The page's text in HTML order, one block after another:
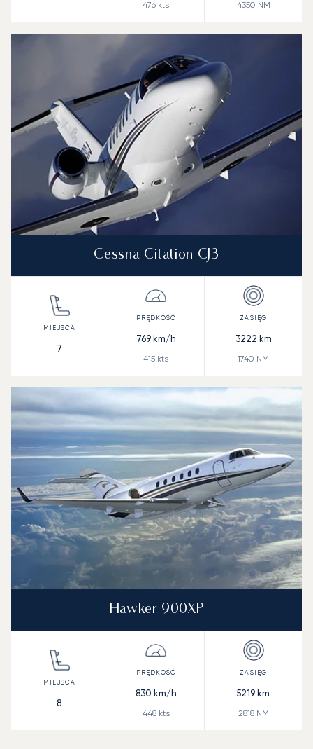
476 kts 4350 NM
Cessna Citation CJ3
7
769km/h
415 kts
3222 km
1740 NM
Hawker 900XP
8
830 km/h
448kts
5219 km
2818NM